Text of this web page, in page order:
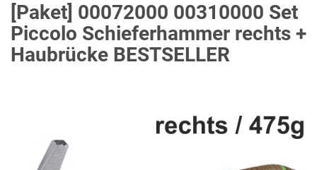
[Paket] 00072000 00310000 Set
Piccolo Schieferhammer rechts +
Haubrücke BESTSELLER